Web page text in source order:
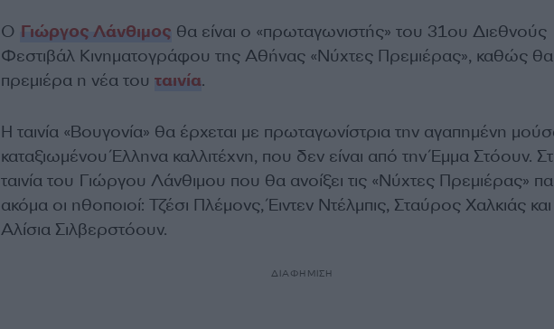
Ο Γιώργος Λάνθιμος θα είναι ο «πρωταγωνιστής» του 31ου Διεθνούς
Φεστιβάλ Κινηματογράφου της Αθήνας «Νύχτες Πρεμιέρας», καθώς θα
πρεμιέρα η νέα του ταινία.
Η ταινία «Βουγονία» θα έρχεται με πρωταγωνίστρια την αγαπημένη
καταξιωμένου Έλληνα καλλιτέχνη, που δεν είναι από την Έμμα Στόουν.
ταινία του Γιώργου Λάνθιμου που θα ανοίξει τις «Νύχτες Πρεμιέρας»
ακόμα οι ηθοποιοί: Τζέσι Πλέμονς, Έιντεν Ντέλμπις, Σταύρος Χαλκιάς και
Αλίσια Σιλβερστόουν.
ΔΙΑΦΗΜΙΣΗ